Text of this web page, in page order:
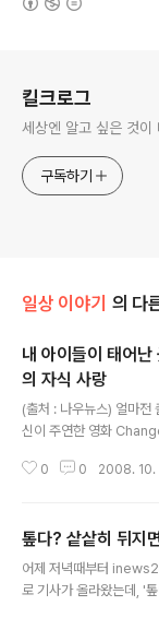
킬크로그
세상엔 알고 싶은 것이
구독하기
일상 이야기 의 다
내 아이들이 태어난
의 자식 사랑
(출처 : 나우뉴스) 얼마전
신이 주연한 영화
에 새겨진 문신에 대해 관
를 표시한 것이라고 한다.
피트와 사이에 2006년
총 6명의 자녀를 두고 있
0 0 2008. 10.
톺다? 샅샅히 뒤지
어제 저녁때부터
로 기사가 올라왔는데, '